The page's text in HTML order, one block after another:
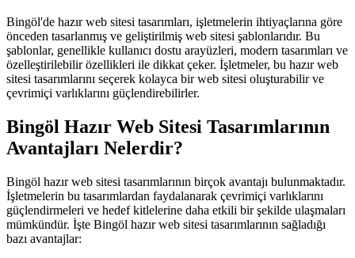
Bingöl'de hazır web sitesi tasarımları, işletmelerin ihtiyaçlarına göre
önceden tasarlanmış ve geliştirilmiş web sitesi şablonlarıdır. Bu
şablonlar, genellikle kullanıcı dostu arayüzleri, modern tasarımları ve
özelleştirilebilir özellikleri ile dikkat çeker. İşletmeler, bu hazır web
sitesi tasarımlarını seçerek kolayca bir web sitesi oluşturabilir ve
çevrimiçi varlıklarını güçlendirebilirler.
Bingöl Hazır Web Sitesi Tasarımlarının
Avantajları Nelerdir?
Bingöl hazır web sitesi tasarımlarının birçok avantajı bulunmaktadır.
İşletmelerin bu tasarımlardan faydalanarak çevrimiçi varlıklarını
güçlendirmeleri ve hedef kitlelerine daha etkili bir şekilde ulaşmaları
mümkündür. İşte Bingöl hazır web sitesi tasarımlarının sağladığı
bazı avantajlar: